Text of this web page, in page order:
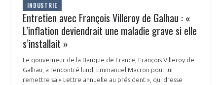
INDUSTRIE
Entretien avec François Villeroy de Galhau : «
L’inflation deviendrait une maladie grave si elle
s’installait »
Le gouverneur de la Banque de France, François Villeroy de
Galhau, a rencontré lundi Emmanuel Macron pour lui
remettre sa « Lettre annuelle au président », qui dresse